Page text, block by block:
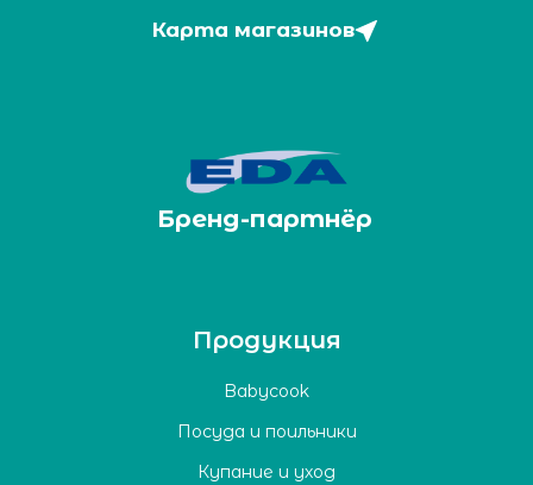
Карта магазинов
Бренд-партнёр
Продукция
Babycook
Посуда и поильники
Купание и уход